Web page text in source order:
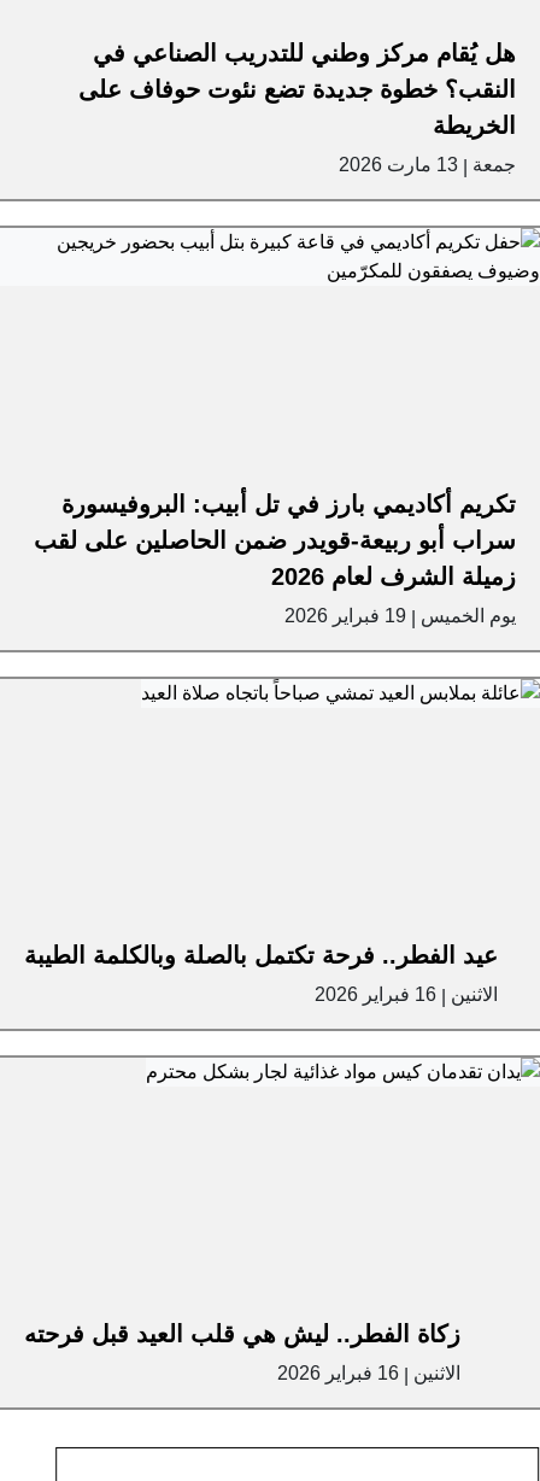
هل يُقام مركز وطني للتدريب الصناعي في
النقب؟ خطوة جديدة تضع نئوت حوفاف على
الخريطة
جمعة 13 مارت 2026
تكريم أكاديمي بارز في تل أبيب: البروفيسورة
سراب أبو ربيعة-قويدر ضمن الحاصلين على لقب
زميلة الشرف لعام 2026
يوم الخميس 19 فبراير 2026
عيد الفطر.. فرحة تكتمل بالصلة وبالكلمة الطيبة
الاثنين 16 فبراير 2026
زكاة الفطر.. ليش هي قلب العيد قبل فرحته
الاثنين 16 فبراير 2026